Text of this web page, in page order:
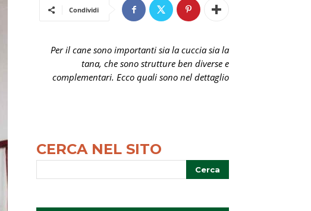
Condividi
Per il cane sono importanti sia la cuccia sia la
tana, che sono strutture ben diverse e
complementari. Ecco quali sono nel dettaglio
CERCA NEL SITO